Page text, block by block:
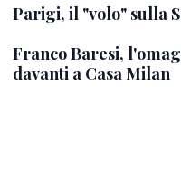
Parigi, il "volo" sulla
Franco Baresi,
davanti a Casa Milan